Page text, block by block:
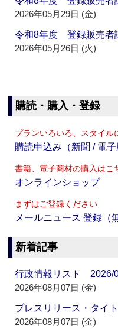
2026年05月29日 (金)
令和8年度 登録販売
2026年05月26日 (火)
購読・購入・登録
プランいろいろ、スタイル
購読申込み（新聞 / 電子
書籍、電子商材の購入はこ
オンラインショップ
まずはご登録ください
メールニュース 登録（
新着記事
行政情報リスト 2026/
2026年08月07日 (金)
プレスリリース・タイ
2026年08月07日 (金)